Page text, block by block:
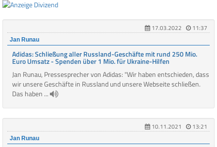
17.03.2022 11:37
Jan Runau
Adidas: Schließung aller Russland-Geschäfte mit rund 250 Mio.
Euro Umsatz - Spenden über 1 Mio. für Ukraine-Hilfen
Jan Runau, Pressesprecher von Adidas: "Wir haben entschieden, dass
wir unsere Geschäfte in Russland und unsere Webseite schließen.
Das haben ...
10.11.2021 13:21
Jan Runau